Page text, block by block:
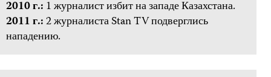
2010 г.: 1 журналист избит на западе Казахстана.
2011 г.:2 журналиста Stan TV подверглись
нападению.